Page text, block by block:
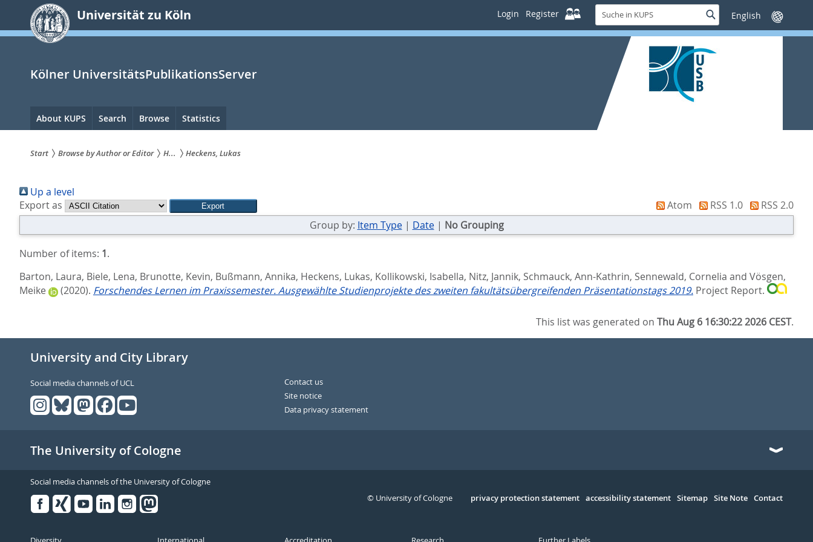
springen
Universität zu Köln Login Register
Suche
in
KUPS
SucheSprache
wechseln
Kölner UniversitätsPublikationsServer
Hauptnavigation
About KUPS Search Browse Statistics
sind
hier:
Start Browse by Author or Editor H... Heckens, Lukas
Up a level
Export as
Atom RSS 1.0
RSS 2.0
Group by: Item Type| Date| No Grouping
Number of items: 1.
Barton, Laura, Biele, Lena, Brunotte, Kevin, Bußmann, Annika, Heckens, Lukas, Kollikowski, Isabella, Nitz, Jannik, Schmauck, Ann-Kathrin, Sennewald, Cornelia and Vösgen,
Meike
(2020). Forschendes Lernen im Praxissemester. Ausgewählte Studienprojekte des zweiten fakultätsübergreifenden Präsentationstags 2019. Project Report.
This list was generated onThu Aug 6 16:30:22 2026 CEST.
University and City Library
Social media channels of UCL
Contact us
Site notice
Data privacy statement
The University of Cologne
Social media channels of the University of Cologne
Serivce
privacy protection statement accessibility statement Sitemap Site Note Contact
© University of Cologne